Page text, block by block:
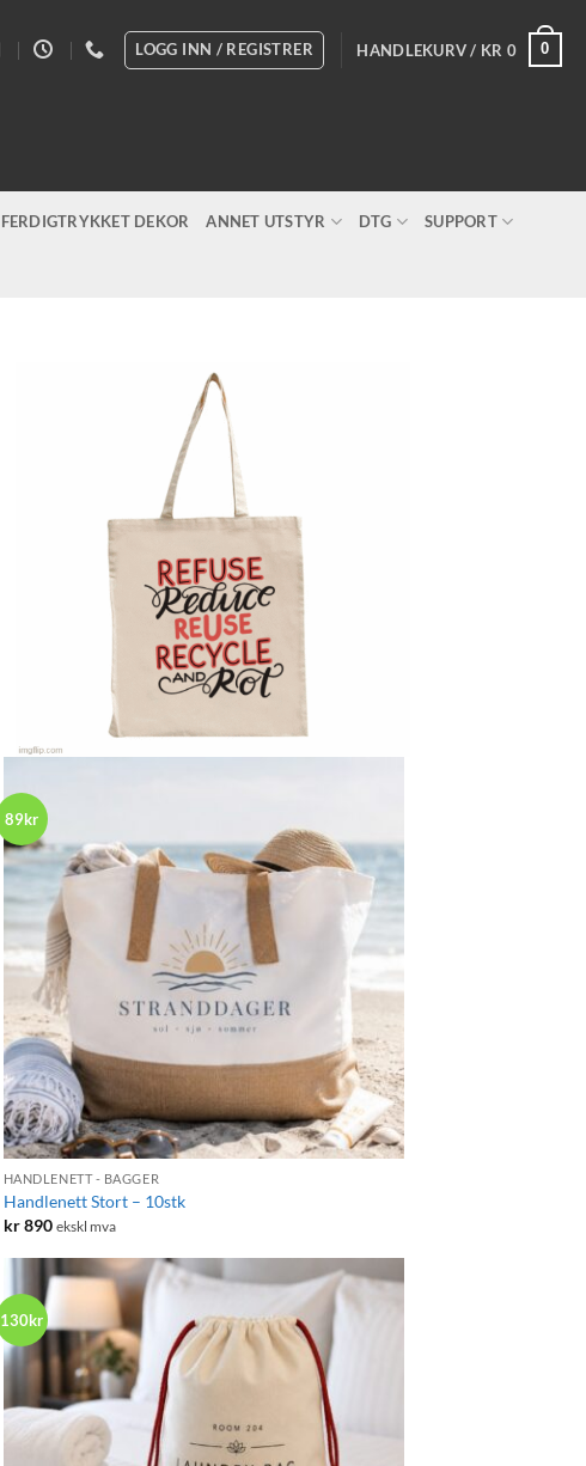
LOGG INN / REGISTRER HANDLEKURV / KR 0 0
FERDIGTRYKKET DEKOR ANNET UTSTYR DTG SUPPORT
89kr
+
HANDLENETT - BAGGER
Handlenett Stort – 10stk
kr890 ekskl mva
130kr